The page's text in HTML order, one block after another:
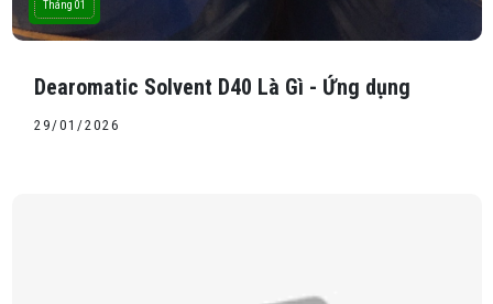
Tháng 01
Dearomatic Solvent D40 Là Gì - Ứng dụng
29/01/2026